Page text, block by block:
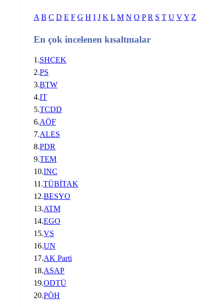
A B C D E F G H I J K L M N O P R S T U VY Z
En çok incelenen kısaltmalar
1.SHÇEK
2.PS
3.BTW
4.IT
5.TCDD
6.AÖF
7.ALES
8.PDR
9.TEM
10.INC
11.TÜBİTAK
12.BESYO
13.ATM
14.EGO
15.VS
16.UN
17.AK Parti
18.ASAP
19.ODTÜ
20.PÖH